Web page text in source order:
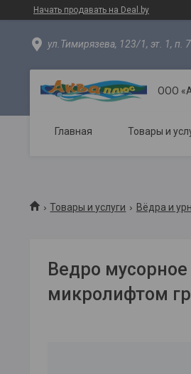
Начать продавать на Deal.by
ул.Тимирязева, 123/1, эт. 1, п.
ООО
Главная Товары и
Товары и услуги Вёдра и
Ведро
микролифтом